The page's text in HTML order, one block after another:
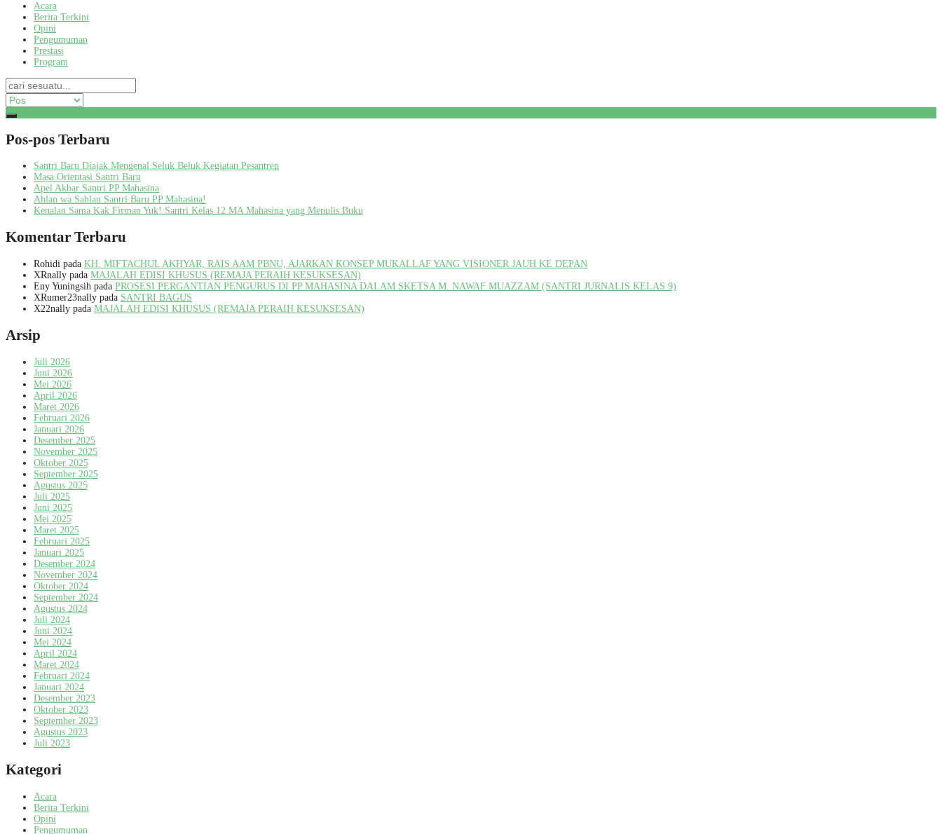
Acara
Berita Terkini
Opini
Pengumuman
Prestasi
Program
Pos-pos Terbaru
Santri Baru Diajak Mengenal Seluk Beluk Kegiatan Pesantren
Masa Orientasi Santri Baru
Apel Akbar Santri PP Mahasina
Ahlan wa Sahlan Santri Baru PP Mahasina!
Kenalan Sama Kak Firman Yuk! Santri Kelas 12 MA Mahasina yang Menulis Buku
Komentar Terbaru
Rohidi pada KH. MIFTACHUL AKHYAR, RAIS AAM PBNU, AJARKAN KONSEP MUKALLAF YANG VISIONER JAUH KE DEPAN
XRnally pada MAJALAH EDISI KHUSUS (REMAJA PERAIH KESUKSESAN)
Eny Yuningsih pada PROSESI PERGANTIAN PENGURUS DI PP MAHASINA DALAM SKETSA M. NAWAF MUAZZAM (SANTRI JURNALIS KELAS 9)
XRumer23nally pada SANTRI BAGUS
X22nally pada MAJALAH EDISI KHUSUS (REMAJA PERAIH KESUKSESAN)
Arsip
Juli 2026
Juni 2026
Mei 2026
April 2026
Maret 2026
Februari 2026
Januari 2026
Desember 2025
November 2025
Oktober 2025
September 2025
Agustus 2025
Juli 2025
Juni 2025
Mei 2025
Maret 2025
Februari 2025
Januari 2025
Desember 2024
November 2024
Oktober 2024
September 2024
Agustus 2024
Juli 2024
Juni 2024
Mei 2024
April 2024
Maret 2024
Februari 2024
Januari 2024
Desember 2023
Oktober 2023
September 2023
Agustus 2023
Juli 2023
Kategori
Acara
Berita Terkini
Opini
Pengumuman